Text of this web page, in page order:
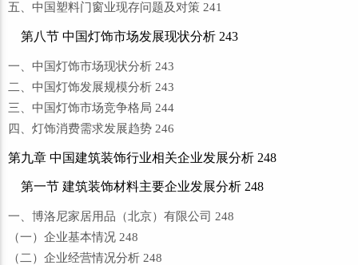
五、中国塑料门窗业现存问题及对策 241
第八节 中国灯饰市场发展现状分析 243
一、中国灯饰市场现状分析 243
二、中国灯饰发展规模分析 243
三、中国灯饰市场竞争格局 244
四、灯饰消费需求发展趋势 246
第九章 中国建筑装饰行业相关企业发展分析 248
第一节 建筑装饰材料主要企业发展分析 248
一、博洛尼家居用品（北京）有限公司 248
（一）企业基本情况 248
（二）企业经营情况分析 248